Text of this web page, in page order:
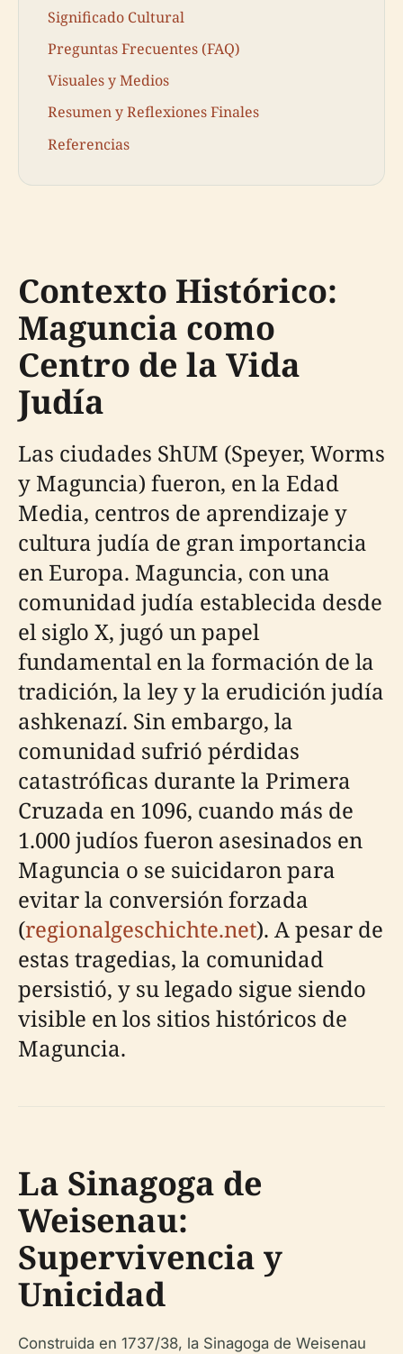
Significado Cultural
Preguntas Frecuentes (FAQ)
Visuales y Medios
Resumen y Reflexiones Finales
Referencias
Contexto Histórico:
Maguncia como
Centro de la Vida
Judía
Las ciudades ShUM (Speyer, Worms
y Maguncia) fueron, en la Edad
Media, centros de aprendizaje y
cultura judía de gran importancia
en Europa. Maguncia, con una
comunidad judía establecida desde
el siglo X, jugó un papel
fundamental en la formación de la
tradición, la ley y la erudición judía
ashkenazí. Sin embargo, la
comunidad sufrió pérdidas
catastróficas durante la Primera
Cruzada en 1096, cuando más de
1.000 judíos fueron asesinados en
Maguncia o se suicidaron para
evitar la conversión forzada
(regionalgeschichte.net). A pesar de
estas tragedias, la comunidad
persistió, y su legado sigue siendo
visible en los sitios históricos de
Maguncia.
La Sinagoga de
Weisenau:
Supervivencia y
Unicidad
Construida en 1737/38, la Sinagoga de Weisenau